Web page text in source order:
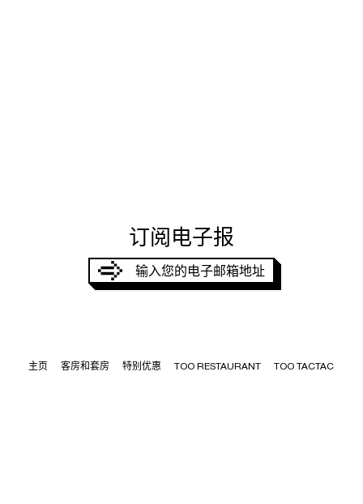
订阅电子报
输入您的电子邮箱地址
JE SOUHAITE RECEVOIR
MERCI,
COMPTE
主页 客房和套房 特别优惠 TOO RESTAURANT
TOO TACTAC